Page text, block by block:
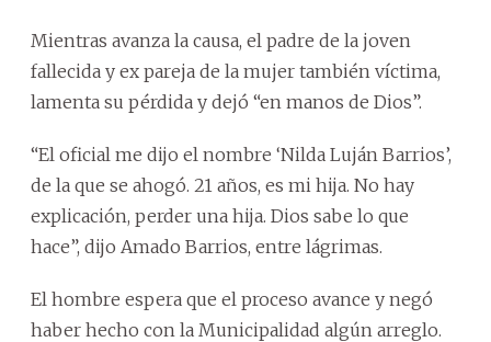
Mientras avanza la causa, el padre de la joven
fallecida y ex pareja de la mujer también víctima,
lamenta su pérdida y dejó “en manos de Dios”.
“El oficial me dijo el nombre ‘Nilda Luján Barrios’,
de la que se ahogó. 21 años, es mi hija. No hay
explicación, perder una hija. Dios sabe lo que
hace”, dijo Amado Barrios, entre lágrimas.
El hombre espera que el proceso avance y negó
haber hecho con la Municipalidad algún arreglo.